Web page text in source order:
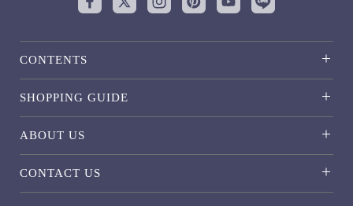
CONTENTS
SHOPPING GUIDE
ABOUT US
CONTACT US